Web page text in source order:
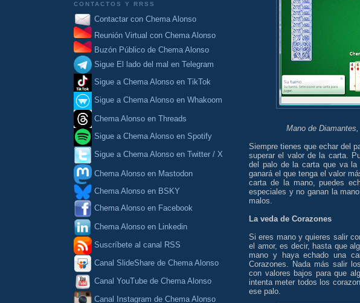
CONTACTOS Y RRSS
Contactar con Chema Alonso
Reunión Virtual con Chema Alonso
Buzón Público de Chema Alonso
Sigue El lado del mal en Telegram
Sigue a Chema Alonso en TikTok
Sigue a Chema Alonso en Whakoom
Chema Alonso en Threads
Sigue a Chema Alonso en Spotify
Sigue a Chema Alonso en Twitter / X
Chema Alonso en Mastodon
Chema Alonso en BSKY
Chema Alonso en Facebook
Chema Alonso en Linkedin
Suscríbete al canal RSS
Canal SlideShare de Chema Alonso
Canal YouTube de Chema Alonso
Canal Instagram de Chema Alonso
Mano de
Siempre tienes que echar del
superar el valor de la carta.
del palo de la carta que va la
ganará el que tenga el valor
carta de la mano, puedes
especiales y no ganan la
malos.
La veda de Corazones
Si eres mano y quieres salir
el amor, es decir, hasta que
mano y haya echado una
Corazones. Nada más salir
con valores bajos para que
intenta meter todos los
ese palo.